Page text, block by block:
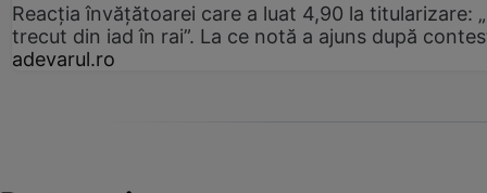
Reacția învățătoarei care a luat 4,90 la titularizare:
trecut din iad în rai”. La ce notă a ajuns după
adevarul.ro